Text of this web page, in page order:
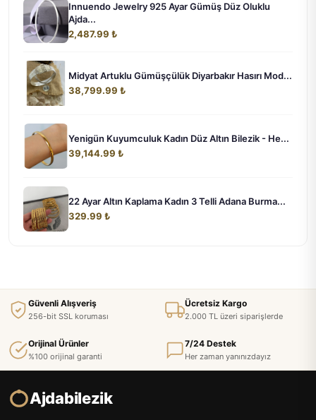
Innuendo Jewelry 925 Ayar Gümüş Düz Oluklu
Ajda...
2,487.99 ₺
Midyat Artuklu Gümüşçülük Diyarbakır Hasırı Mod...
38,799.99 ₺
Yenigün Kuyumculuk Kadın Düz Altın Bilezik - He...
39,144.99 ₺
22 Ayar Altın Kaplama Kadın 3 Telli Adana Burma...
329.99 ₺
Güvenli Alışveriş
256-bit SSL koruması
Ücretsiz Kargo
2.000 TL üzeri siparişlerde
Orijinal Ürünler
%100 orijinal garanti
7/24 Destek
Her zaman yanınızdayız
Ajdabilezik